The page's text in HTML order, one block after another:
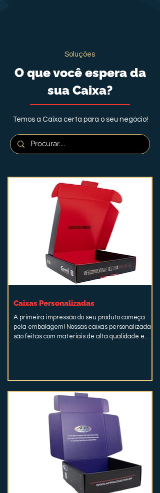
Soluções
O que você espera da
sua Caixa?
Temos a Caixa certa para o seu negócio!
Caixas Personalizadas
A primeira impressão do seu produto começa
pela embalagem! Nossas caixas personalizadas
são feitas com materiais de alta qualidade e...